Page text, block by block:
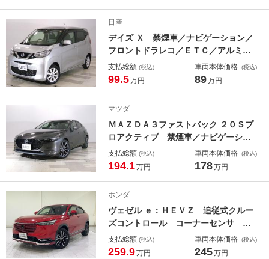
後カメラ ＬＥＤヘッドランプ 横滑
防止 ＰＷ
日産
デイズ Ｘ 禁煙車／ナビゲーション／
フロントドラレコ／ＥＴＣ／アルミホ
イール／衝突軽減ブレーキ アラモ
ニ Ｂｌｕｅｔｏｏｔｈオーディオ
クカメラ
支払総額 (税込)
99.5万円
車両本体価格 (税込)
89万円
マツダ
ＭＡＺＤＡ３ファストバック ２０Ｓプ
ロアクティブ 禁煙車／ナビゲーショ
ン／３６０℃セーフティパッケージ／
ドラレコ（前後）／ＥＴＣ／ＬＥＤヘ
ル ３６０°カメラ アドバンストキ
ー フルセグ
支払総額 (税込)
194.1万円
車両本体価格 (税込)
178万円
ホンダ
ヴェゼル ｅ：ＨＥＶＺ 追従式クルー
ズコントロール コーナーセンサ 衝
突軽減Ｂ バックカメラ付 ブルート
ゥース 禁煙 オートライト 盗難防
支払総額 (税込)
259.9万円
車両本体価格 (税込)
245万円